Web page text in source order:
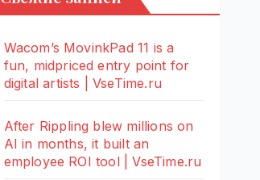
Wacom’s MovinkPad 11 is a
fun, midpriced entry point for
digital artists | VseTime.ru
After Rippling blew millions on
AI in months, it built an
employee ROI tool | VseTime.ru